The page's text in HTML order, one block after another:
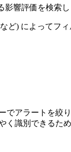
響評価を検索し
ど) によってフ
アラートを
識別できるた